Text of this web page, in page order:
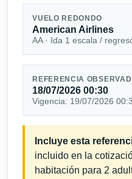
VUELO REDONDO
American Airlines
AA · Ida 1 escala /
REFERENCIA
18/07/2026 00:30
Vigencia: 19/07/2026
Incluye esta
incluido en la
habitación para 2